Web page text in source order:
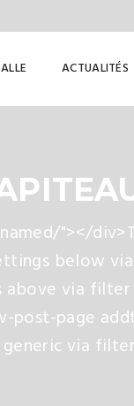
ACTUALITÉS
"></
below
via
post-page
via